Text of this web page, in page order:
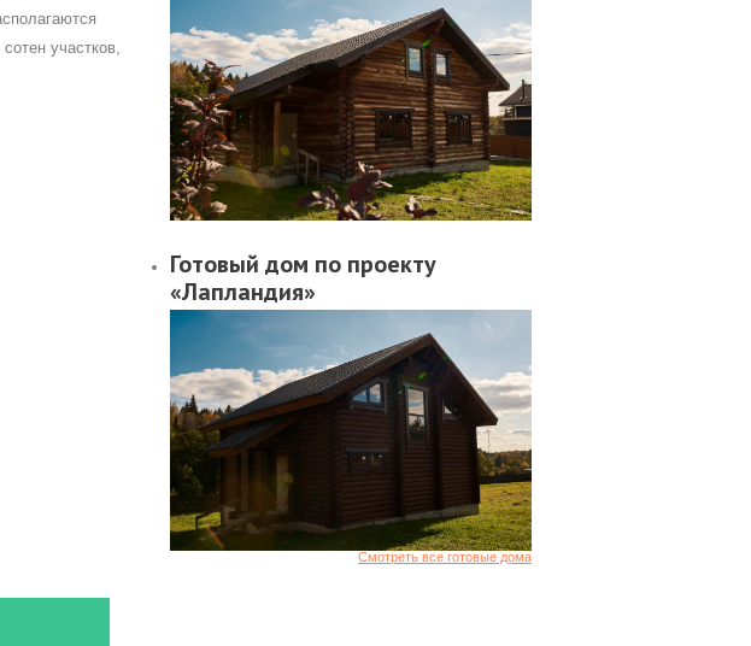
Готовый дом по проекту
«Лапландия»
Смотреть все готовые дома
участков,